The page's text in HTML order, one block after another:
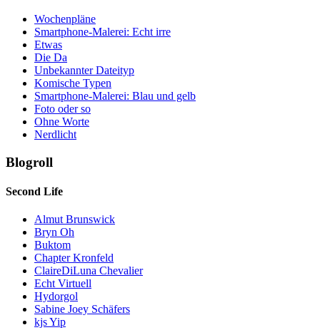
Wochenpläne
Smartphone-Malerei: Echt irre
Etwas
Die Da
Unbekannter Dateityp
Komische Typen
Smartphone-Malerei: Blau und gelb
Foto oder so
Ohne Worte
Nerdlicht
Blogroll
Second Life
Almut Brunswick
Bryn Oh
Buktom
Chapter Kronfeld
ClaireDiLuna Chevalier
Echt Virtuell
Hydorgol
Sabine Joey Schäfers
kjs Yip